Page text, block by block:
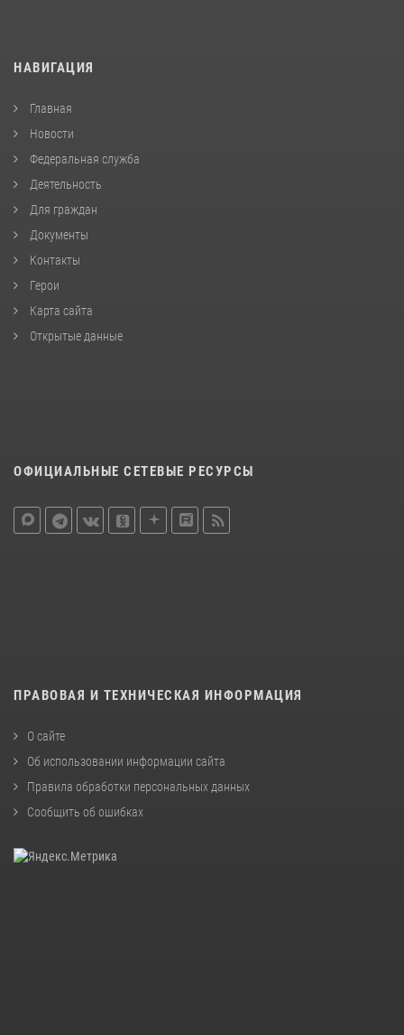
НАВИГАЦИЯ
Главная
Новости
Федеральная служба
Деятельность
Для граждан
Документы
Контакты
Герои
Карта сайта
Открытые данные
ОФИЦИАЛЬНЫЕ СЕТЕВЫЕ РЕСУРСЫ
ПРАВОВАЯ И ТЕХНИЧЕСКАЯ ИНФОРМАЦИЯ
О сайте
Об использовании информации сайта
Правила обработки персональных данных
Сообщить об ошибках